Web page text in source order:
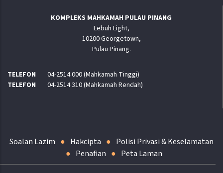
KOMPLEKS MAHKAMAH PULAU PINANG
Lebuh Light,
10200 Georgetown,
Pulau Pinang.
TELEFON
04-2514 000 (Mahkamah Tinggi)
TELEFON
04-2514 310 (Mahkamah Rendah)
Soalan Lazim Hakcipta
Polisi Privasi & Keselamatan
Penafian
Peta Laman